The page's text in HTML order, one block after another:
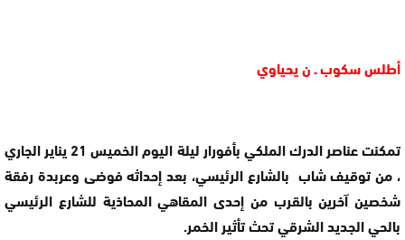
أطلس سكوب ـ ن يحياوي
تمكنت عناصر الدرك الملكي بأفورار ليلة اليوم الخميس 21 يناير الجاري
، من توقيف شاب بالشارع الرئيسي، بعد إحداثه فوضى وعربدة رفقة
شخصين آخرين بالقرب من إحدى المقاهي المحاذية للشارع الرئيسي
بالحي الجديد الشرقي تحث تأثير الخمر.